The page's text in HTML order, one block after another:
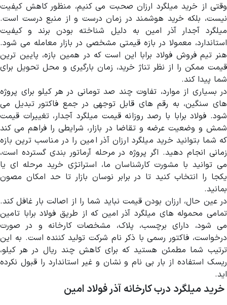
وقتی از خرید میلگرد ارزان صحبت می کنیم، منظور کاهش کیفیت
نیست، بلکه خرید هوشمند در زمان درست و از منبع درست است.
میلگرد آجدار آذر امین به دلیل شناخته بودن برند و کیفیت
استاندارد، معمولا در بازه قیمتی مشخصی در بازار معامله می شود.
هنر تیم فروش فولاد برابا این است که در همین بازه، پایین ترین
قیمت ممکن را از نظر تناژ خرید، زمان بارگیری و محل تحویل برای
شما پیدا کند.
در بسیاری از موارد، تفاوت چند صد تومانی در هر کیلو برای پروژه
های سنگین، به رقم های قابل توجهی در جمع فاکتور تبدیل می
شود. فولاد برابا با رصد روزانه قیمت میلگرد آجدار، تغییرات قیمت
شمش و وضعیت عرضه و تقاضا در بازار، شرایطی را فراهم می کند
که شما بتوانید خرید میلگرد ارزان آذر امین را در مناسب ترین بازه
زمانی انجام دهید. اگر پروژه در مرحله آرماتور بندی گسترده است،
می توانید با مشورت کارشناسان ما، استراتژی خرید مرحله ای یا
یکجا را انتخاب کنید تا در برابر نوسان بازار تا حد امکان مصون
بمانید.
در عین حال، ارزان بودن قیمت نباید شما را از اصالت بار غافل کند.
تمامی محموله های میلگرد آذر امین که از طریق فولاد برابا تامین
می شود، دارای برچسب، پلاک، مشخصات کارخانه و در صورت
درخواست، فاکتور رسمی با ذکر نام شرکت تولید کننده است. به این
ترتیب شما مطمئن هستید که برای کاهش چند ریال در هر کیلو،
ریسک استفاده از بار بی نام و نشان و غیر استاندارد را قبول نکرده
اید.
خرید میلگرد درب کارخانه آذر فولاد امین